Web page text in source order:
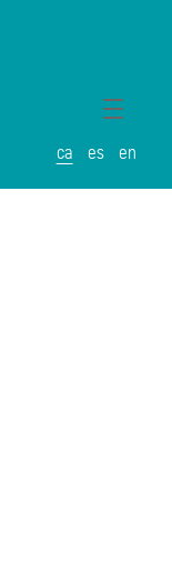
ca es en